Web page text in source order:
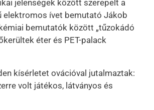
jelenségek között szerepelt a
elektromos ívet bemutató Jákob
bemutatók között „tűzokádó
éter és PET-palack
kísérletet ovációval jutalmaztak:
volt játékos, látványos és